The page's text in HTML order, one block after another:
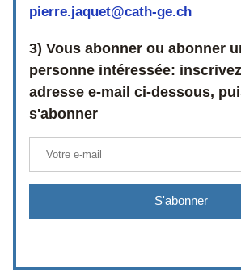
pierre.jaquet@cath-ge.ch
3) Vous abonner ou abonner
personne intéressée:
adresse e-mail ci-dessous,
s'abonner
S'abonner